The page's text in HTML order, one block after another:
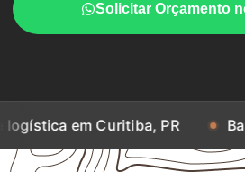
Solicitar Orçamento
Curitiba, PR Base logística